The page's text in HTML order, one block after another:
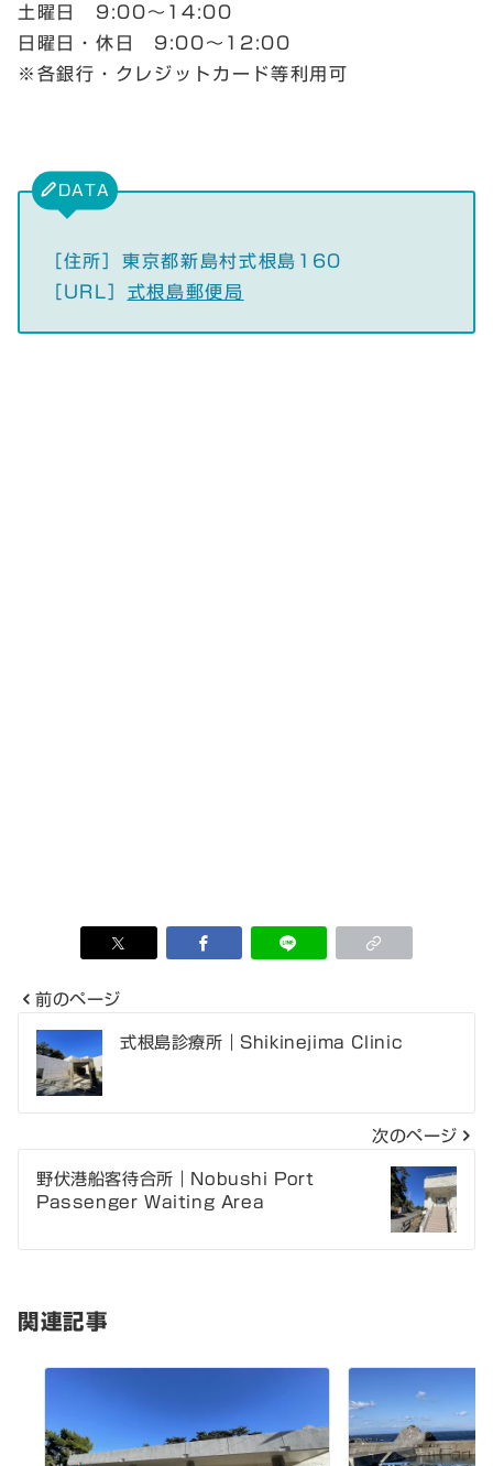
土曜日 9:00〜14:00
日曜日・休日 9:00〜12:00
※各銀行・クレジットカード等利用可
DATA
［住所］東京都新島村式根島160
［URL］ 式根島郵便局
投
稿
ナ
ビ
ゲ
ー
ョ
前のページ
式根島診療所｜Shikinejima Clinic
次のページ
野伏港船客待合所｜Nobushi Port
Passenger Waiting Area
関連記事